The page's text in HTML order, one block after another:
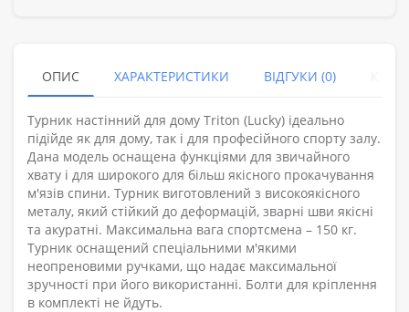
ОПИС ХАРАКТЕРИСТИКИ ВІДГУКИ (0)
Турник настінний для дому Triton (Lucky) ідеально
підійде як для дому, так і для професійного спорту залу.
Дана модель оснащена функціями для звичайного
хвату і для широкого для більш якісного прокачування
м'язів спини. Турник виготовлений з високоякісного
металу, який стійкий до деформацій, зварні шви якісні
та акуратні. Максимальна вага спортсмена – 150 кг.
Турник оснащений спеціальними м'якими
неопреновими ручками, що надає максимальної
зручності при його використанні. Болти для кріплення
в комплекті не йдуть.